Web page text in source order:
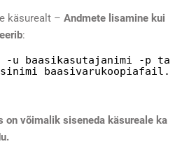
käsurealt –Andmete lisamine kui
:
-u baasikasutajanimi -p ta
baasivarukoopiafail.
on võimalik siseneda käsureale ka